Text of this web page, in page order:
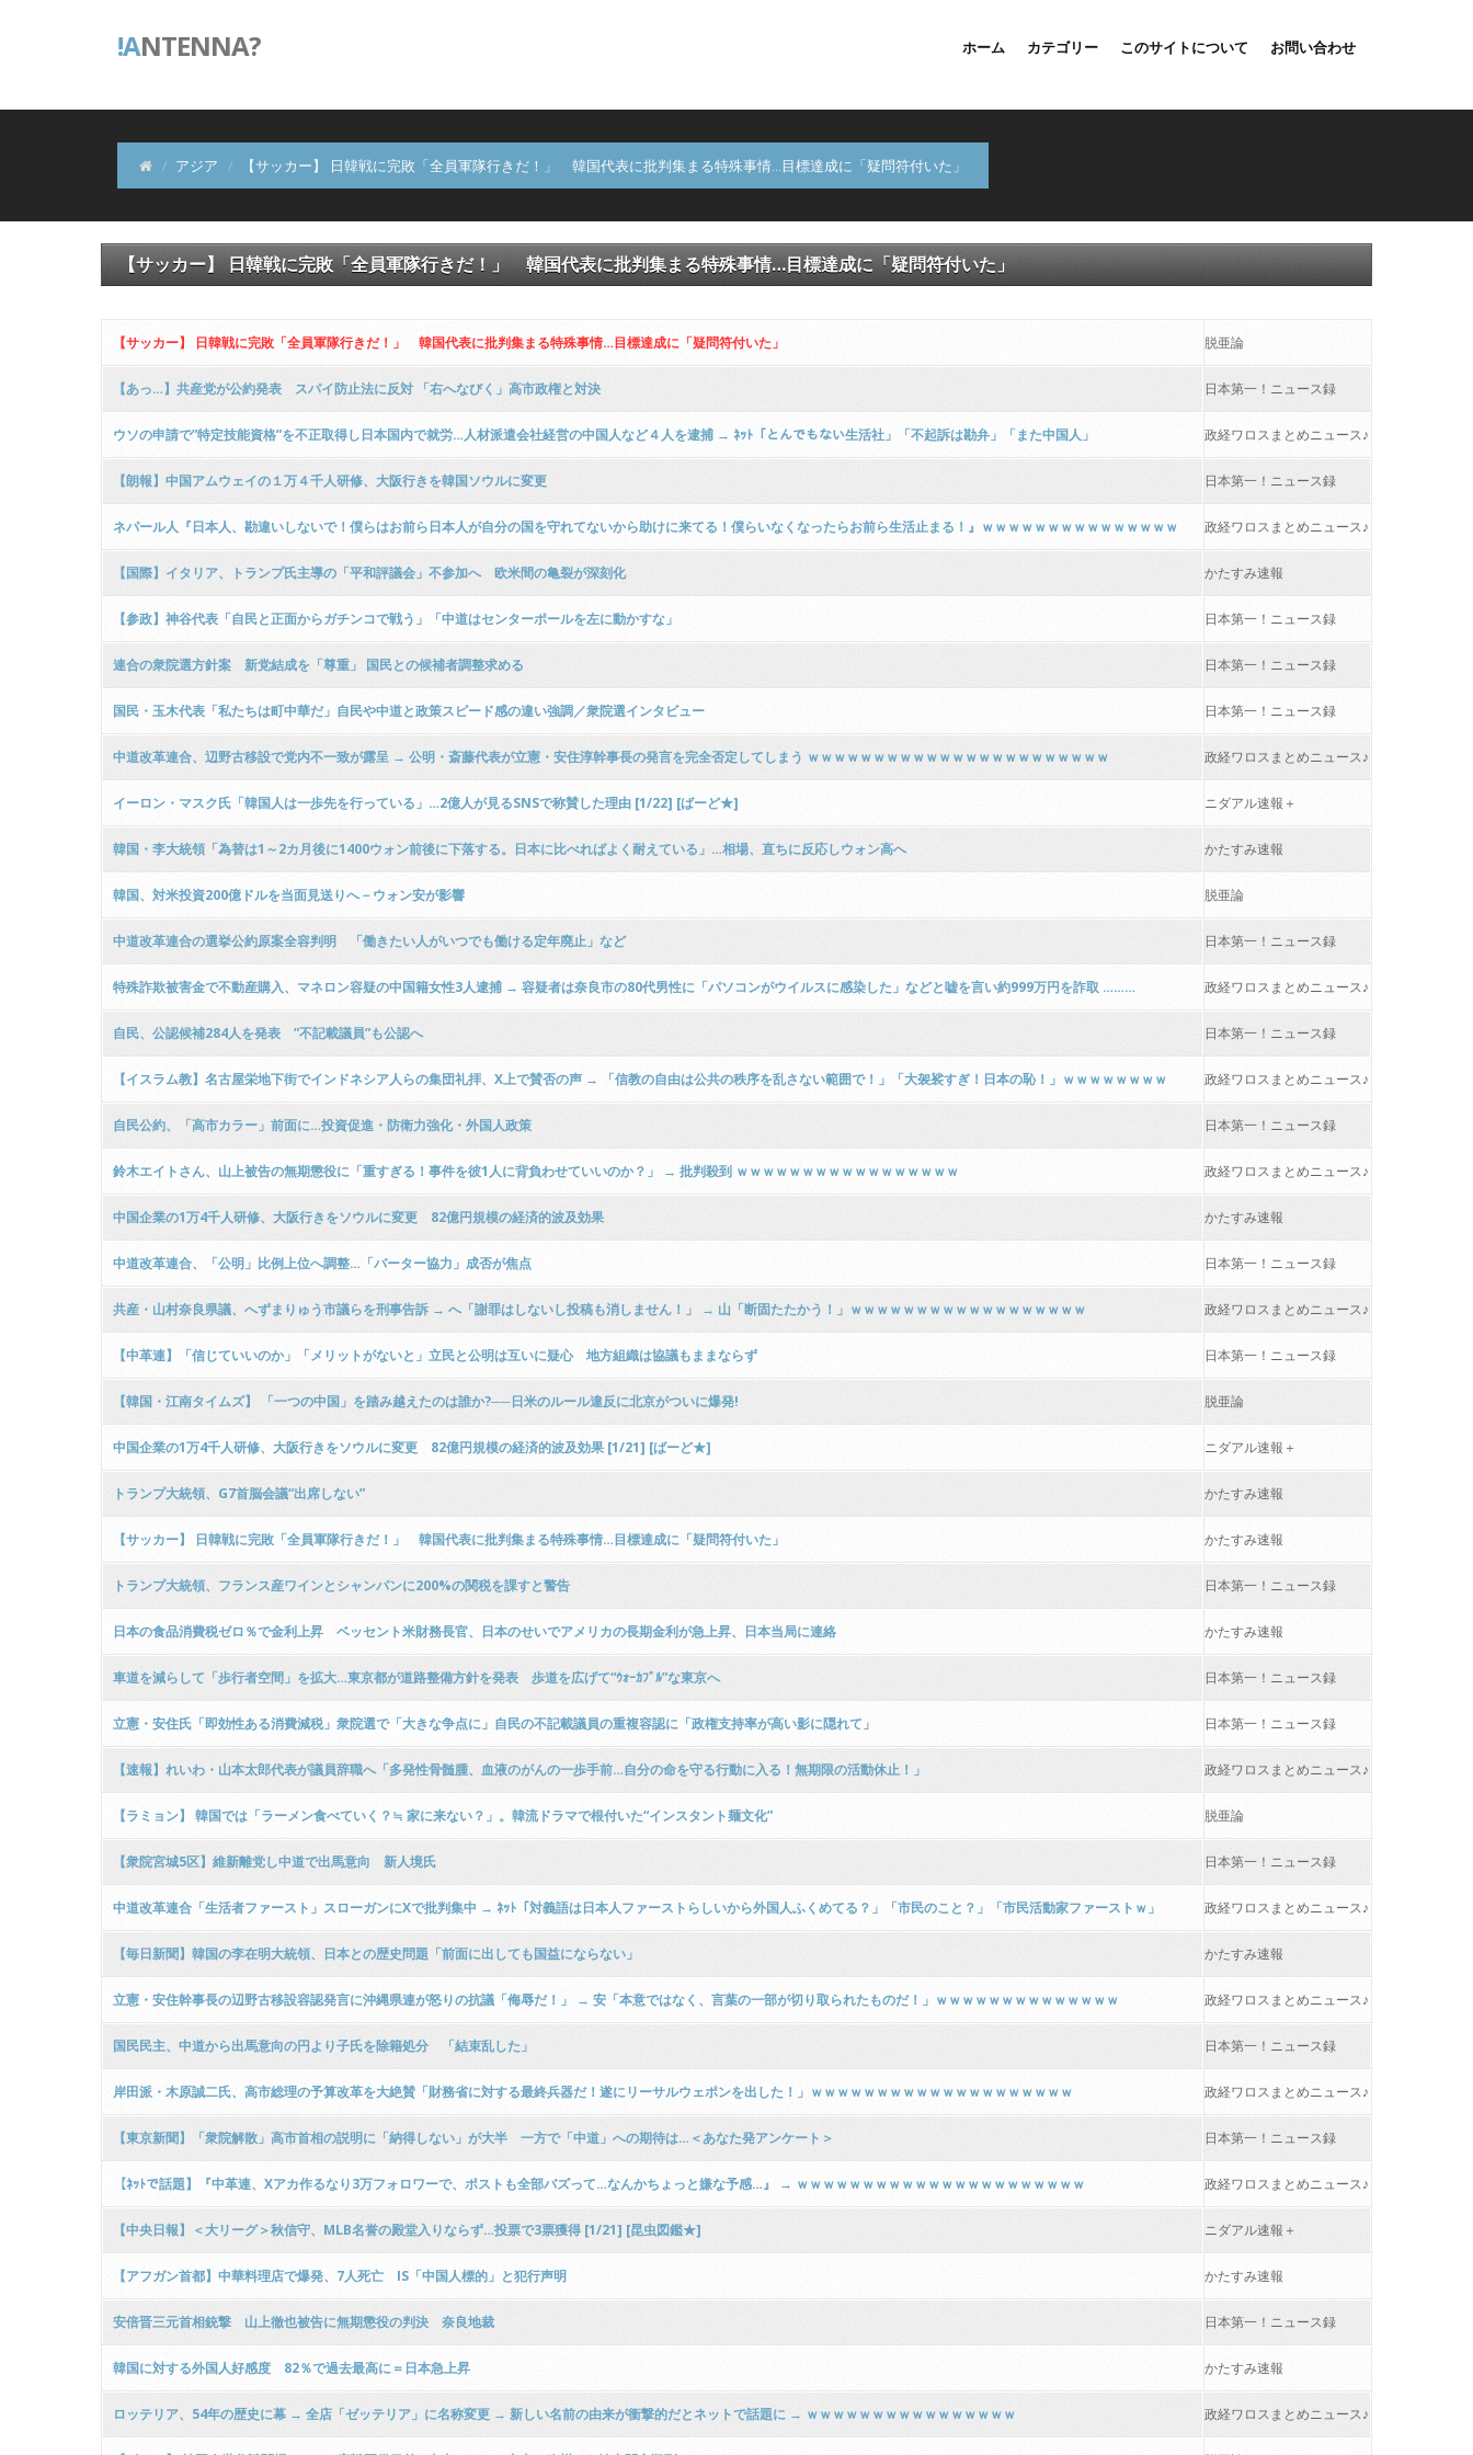
!ANTENNA? ホーム カテゴリー このサイトについて お問い合わせ
アジア 【サッカー】 日韓戦に完敗「全員軍隊行きだ！」 韓国代表に批判集まる特殊事情…目標達成に「疑問符付いた」
【サッカー】 日韓戦に完敗「全員軍隊行きだ！」 韓国代表に批判集まる特殊事情…目標達成に「疑問符付いた」
【サッカー】 日韓戦に完敗「全員軍隊行きだ！」 韓国代表に批判集まる特殊事情…目標達成に「疑問符付いた」 脱亜論
【あっ…】共産党が公約発表 スパイ防止法に反対 「右へなびく」高市政権と対決 日本第一！ニュース録
ウソの申請で”特定技能資格”を不正取得し日本国内で就労…人材派遣会社経営の中国人など４人を逮捕 → ﾈｯﾄ「とんでもない生活社」「不起訴は勘弁」「また中国人」 政経ワロスまとめニュース♪
【朗報】中国アムウェイの１万４千人研修、大阪行きを韓国ソウルに変更 日本第一！ニュース録
ネパール人『日本人、勘違いしないで！僕らはお前ら日本人が自分の国を守れてないから助けに来てる！僕らいなくなったらお前ら生活止まる！』ｗｗｗｗｗｗｗｗｗｗｗｗｗｗｗ 政経ワロスまとめニュース♪
【国際】イタリア、トランプ氏主導の「平和評議会」不参加へ 欧米間の亀裂が深刻化 かたすみ速報
【参政】神谷代表「自民と正面からガチンコで戦う」「中道はセンターポールを左に動かすな」 日本第一！ニュース録
連合の衆院選方針案 新党結成を「尊重」 国民との候補者調整求める 日本第一！ニュース録
国民・玉木代表「私たちは町中華だ」自民や中道と政策スピード感の違い強調／衆院選インタビュー 日本第一！ニュース録
中道改革連合、辺野古移設で党内不一致が露呈 → 公明・斎藤代表が立憲・安住淳幹事長の発言を完全否定してしまう ｗｗｗｗｗｗｗｗｗｗｗｗｗｗｗｗｗｗｗｗｗｗｗ 政経ワロスまとめニュース♪
イーロン・マスク氏「韓国人は一歩先を行っている」…2億人が見るSNSで称賛した理由 [1/22] [ばーど★] ニダアル速報＋
韓国・李大統領「為替は1～2カ月後に1400ウォン前後に下落する。日本に比べればよく耐えている」…相場、直ちに反応しウォン高へ かたすみ速報
韓国、対米投資200億ドルを当面見送りへ－ウォン安が影響 脱亜論
中道改革連合の選挙公約原案全容判明 「働きたい人がいつでも働ける定年廃止」など 日本第一！ニュース録
特殊詐欺被害金で不動産購入、マネロン容疑の中国籍女性3人逮捕 → 容疑者は奈良市の80代男性に「パソコンがウイルスに感染した」などと嘘を言い約999万円を詐取 ……… 政経ワロスまとめニュース♪
自民、公認候補284人を発表 ”不記載議員”も公認へ 日本第一！ニュース録
【イスラム教】名古屋栄地下街でインドネシア人らの集団礼拝、X上で賛否の声 → 「信教の自由は公共の秩序を乱さない範囲で！」「大袈裟すぎ！日本の恥！」ｗｗｗｗｗｗｗｗ 政経ワロスまとめニュース♪
自民公約、「高市カラー」前面に…投資促進・防衛力強化・外国人政策 日本第一！ニュース録
鈴木エイトさん、山上被告の無期懲役に「重すぎる！事件を彼1人に背負わせていいのか？」 → 批判殺到 ｗｗｗｗｗｗｗｗｗｗｗｗｗｗｗｗｗ 政経ワロスまとめニュース♪
中国企業の1万4千人研修、大阪行きをソウルに変更 82億円規模の経済的波及効果 かたすみ速報
中道改革連合、「公明」比例上位へ調整…「バーター協力」成否が焦点 日本第一！ニュース録
共産・山村奈良県議、へずまりゅう市議らを刑事告訴 → へ「謝罪はしないし投稿も消しません！」 → 山「断固たたかう！」ｗｗｗｗｗｗｗｗｗｗｗｗｗｗｗｗｗｗ 政経ワロスまとめニュース♪
【中革連】「信じていいのか」「メリットがないと」立民と公明は互いに疑心 地方組織は協議もままならず 日本第一！ニュース録
【韓国・江南タイムズ】 「一つの中国」を踏み越えたのは誰か?──日米のルール違反に北京がついに爆発! 脱亜論
中国企業の1万4千人研修、大阪行きをソウルに変更 82億円規模の経済的波及効果 [1/21] [ばーど★] ニダアル速報＋
トランプ大統領、G7首脳会議“出席しない” かたすみ速報
【サッカー】 日韓戦に完敗「全員軍隊行きだ！」 韓国代表に批判集まる特殊事情…目標達成に「疑問符付いた」 かたすみ速報
トランプ大統領、フランス産ワインとシャンパンに200%の関税を課すと警告 日本第一！ニュース録
日本の食品消費税ゼロ％で金利上昇 ベッセント米財務長官、日本のせいでアメリカの長期金利が急上昇、日本当局に連絡 かたすみ速報
車道を減らして「歩行者空間」を拡大…東京都が道路整備方針を発表 歩道を広げて“ｳｫｰｶﾌﾞﾙ”な東京へ 日本第一！ニュース録
立憲・安住氏「即効性ある消費減税」衆院選で「大きな争点に」自民の不記載議員の重複容認に「政権支持率が高い影に隠れて」 日本第一！ニュース録
【速報】れいわ・山本太郎代表が議員辞職へ「多発性骨髄腫、血液のがんの一歩手前…自分の命を守る行動に入る！無期限の活動休止！」 政経ワロスまとめニュース♪
【ラミョン】 韓国では「ラーメン食べていく？≒ 家に来ない？」。韓流ドラマで根付いた“インスタント麺文化” 脱亜論
【衆院宮城5区】維新離党し中道で出馬意向 新人境氏 日本第一！ニュース録
中道改革連合「生活者ファースト」スローガンにXで批判集中 → ﾈｯﾄ「対義語は日本人ファーストらしいから外国人ふくめてる？」「市民のこと？」「市民活動家ファーストｗ」 政経ワロスまとめニュース♪
【毎日新聞】韓国の李在明大統領、日本との歴史問題「前面に出しても国益にならない」 かたすみ速報
立憲・安住幹事長の辺野古移設容認発言に沖縄県連が怒りの抗議「侮辱だ！」 → 安「本意ではなく、言葉の一部が切り取られたものだ！」ｗｗｗｗｗｗｗｗｗｗｗｗｗｗ 政経ワロスまとめニュース♪
国民民主、中道から出馬意向の円より子氏を除籍処分 「結束乱した」 日本第一！ニュース録
岸田派・木原誠二氏、高市総理の予算改革を大絶賛「財務省に対する最終兵器だ！遂にリーサルウェポンを出した！」ｗｗｗｗｗｗｗｗｗｗｗｗｗｗｗｗｗｗｗｗ 政経ワロスまとめニュース♪
【東京新聞】「衆院解散」高市首相の説明に「納得しない」が大半 一方で「中道」への期待は…＜あなた発アンケート＞ 日本第一！ニュース録
【ﾈｯﾄで話題】『中革連、Xアカ作るなり3万フォロワーで、ポストも全部バズって…なんかちょっと嫌な予感…』 → ｗｗｗｗｗｗｗｗｗｗｗｗｗｗｗｗｗｗｗｗｗｗ 政経ワロスまとめニュース♪
【中央日報】＜大リーグ＞秋信守、MLB名誉の殿堂入りならず…投票で3票獲得 [1/21] [昆虫図鑑★] ニダアル速報＋
【アフガン首都】中華料理店で爆発、7人死亡 IS「中国人標的」と犯行声明 かたすみ速報
安倍晋三元首相銃撃 山上徹也被告に無期懲役の判決 奈良地裁 日本第一！ニュース録
韓国に対する外国人好感度 82％で過去最高に＝日本急上昇 かたすみ速報
ロッテリア、54年の歴史に幕 → 全店「ゼッテリア」に名称変更 → 新しい名前の由来が衝撃的だとネットで話題に → ｗｗｗｗｗｗｗｗｗｗｗｗｗｗｗｗ 政経ワロスまとめニュース♪